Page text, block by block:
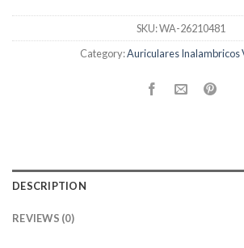
SKU:WA-26210481
Category:Auriculares Inalambricos
DESCRIPTION
REVIEWS (0)